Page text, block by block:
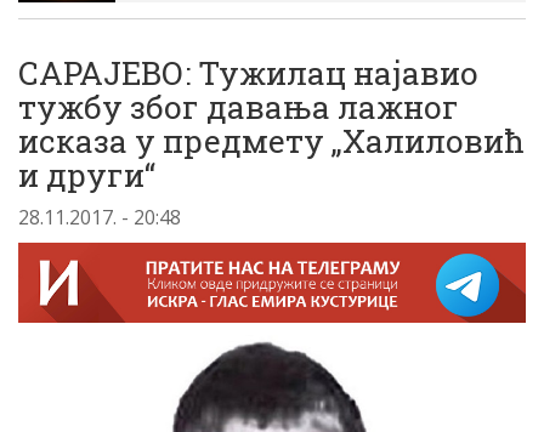
САРАЈЕВО: Тужилац најавио
тужбу због давања лажног
исказа у предмету „Халиловић
и други“
28.11.2017. - 20:48